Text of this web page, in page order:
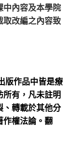
中內容及本學院
取改編之內容致
版作品中皆是療
所有，凡未註明
、轉載於其他分
作權法論。翻